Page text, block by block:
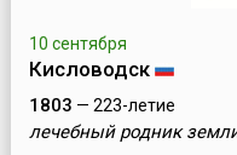
10 сентября
Кисловодск
1803 — 223-летие
лечебный родник